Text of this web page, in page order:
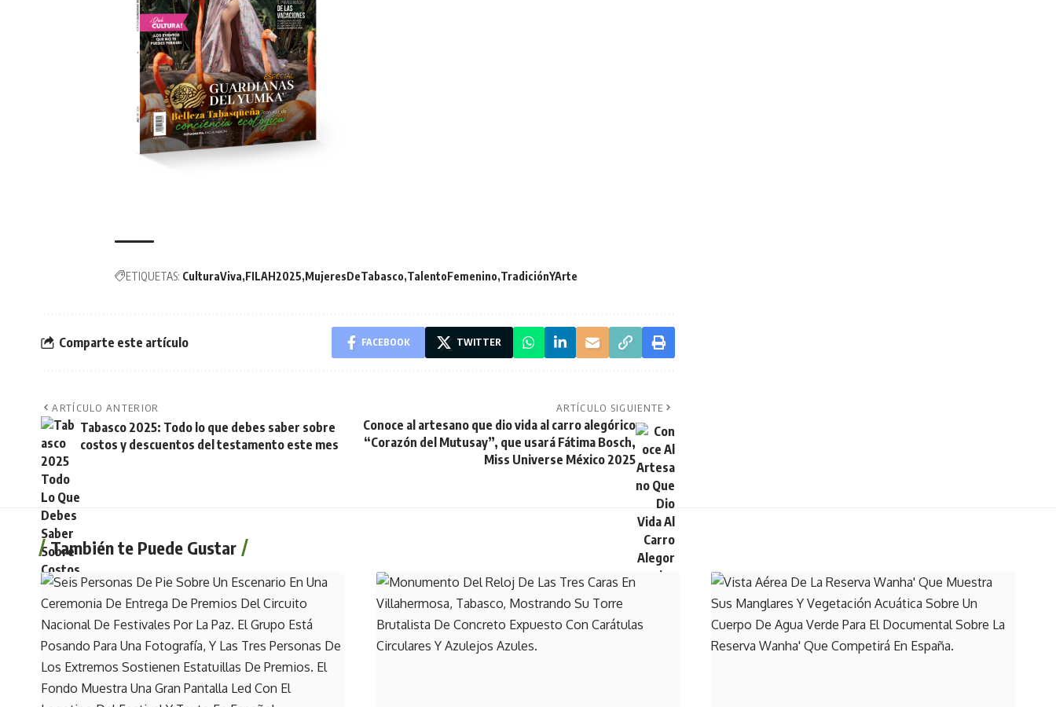
ETIQUETAS: CulturaViva FILAH2025 MujeresDeTabasco TalentoFemenino TradiciónYArte
Comparte este artículo FACEBOOK TWITTER
ARTÍCULO ANTERIOR
Tabasco 2025: Todo lo que debes saber sobre
costos y descuentos del testamento este mes
ARTÍCULO SIGUIENTE
Conoce al artesano que dio vida al carro alegórico
“Corazón del Mutusay”, que usará Fátima Bosch,
Miss Universe México 2025
También te Puede Gustar